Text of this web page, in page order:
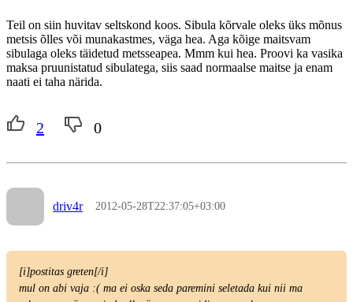
Teil on siin huvitav seltskond koos. Sibula kõrvale oleks üks mõnus
metsis õlles või munakastmes, väga hea. Aga kõige maitsvam
sibulaga oleks täidetud metsseapea. Mmm kui hea. Proovi ka vasika
maksa pruunistatud sibulatega, siis saad normaalse maitse ja enam
naati ei taha närida.
2 0
driv4r 2012-05-28T22:37:05+03:00
[i]postitas greten[/i]
mul on abi vaja :( ma ei oska seda paremini seletada kui nii ma